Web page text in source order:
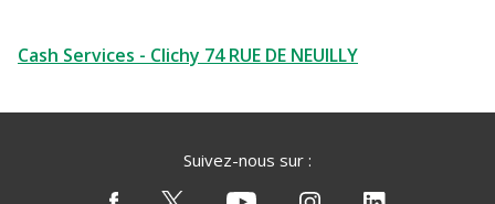
Cash Services - Clichy 74 RUE DE NEUILLY
Suivez-nous sur :